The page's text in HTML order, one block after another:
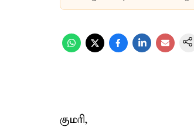
குமரி,